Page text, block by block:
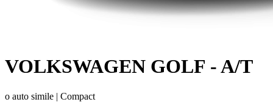
VOLKSWAGEN GOLF - A/T
o auto simile | Compact